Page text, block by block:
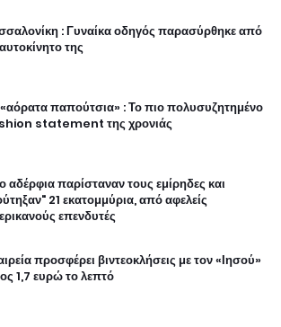
: Γυναίκα οδηγός παρασύρθηκε από
της
παπούτσια» : Το πιο πολυσυζητημένο
statement της χρονιάς
αδέρφια παρίσταναν τους εμίρηδες και
21 εκατομμύρια, από αφελείς
επενδυτές
προσφέρει βιντεοκλήσεις με τον «Ιησού»
1,7 ευρώ το λεπτό